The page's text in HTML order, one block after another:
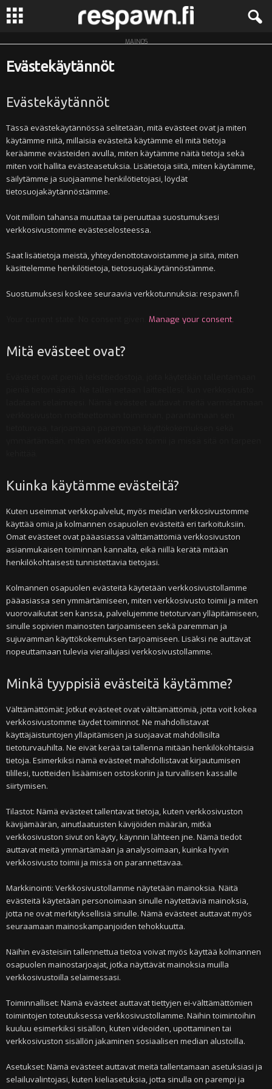
R
MAINOS
Evästekäytännöt
Evästekäytännöt
Tässä evästekäytännössä selitetään, mitä evästeet ovat ja miten
käytämme niitä, millaisia evästeitä käytämme eli mitä tietoja
keräämme evästeiden avulla, miten käytämme näitä tietoja sekä
miten voit hallita evästeasetuksia. Lisätietoja siitä, miten käytämme,
säilytämme ja suojaamme henkilötietojasi, löydät
tietosuojakäytännöstämme.
Voit milloin tahansa muuttaa tai peruuttaa suostumuksesi
verkkosivustomme evästeselosteessa.
Saat lisätietoja meistä, yhteydenottotavoistamme ja siitä, miten
käsittelemme henkilötietoja, tietosuojakäytännöstämme.
Suostumuksesi koskee seuraavia verkkotunnuksia: respawn.fi
Manage your consent.
Mitä evästeet ovat?
Kuinka käytämme evästeitä?
Kuten useimmat verkkopalvelut, myös meidän verkkosivustomme
käyttää omia ja kolmannen osapuolen evästeitä eri tarkoituksiin.
Omat evästeet ovat pääasiassa välttämättömiä verkkosivuston
asianmukaisen toiminnan kannalta, eikä niillä kerätä mitään
henkilökohtaisesti tunnistettavia tietojasi.
Kolmannen osapuolen evästeitä käytetään verkkosivustollamme
pääasiassa sen ymmärtämiseen, miten verkkosivusto toimii ja miten
vuorovaikutat sen kanssa, palvelujemme tietoturvan ylläpitämiseen,
sinulle sopivien mainosten tarjoamiseen sekä paremman ja
sujuvamman käyttökokemuksen tarjoamiseen. Lisäksi ne auttavat
nopeuttamaan tulevia vierailujasi verkkosivustollamme.
Minkä tyyppisiä evästeitä käytämme?
Välttämättömät: Jotkut evästeet ovat välttämättömiä, jotta voit kokea
verkkosivustomme täydet toiminnot. Ne mahdollistavat
käyttäjäistuntojen ylläpitämisen ja suojaavat mahdollisilta
tietoturvauhilta. Ne eivät kerää tai tallenna mitään henkilökohtaisia
tietoja. Esimerkiksi nämä evästeet mahdollistavat kirjautumisen
tilillesi, tuotteiden lisäämisen ostoskoriin ja turvallisen kassalle
siirtymisen.
Tilastot: Nämä evästeet tallentavat tietoja, kuten verkkosivuston
kävijämäärän, ainutlaatuisten kävijöiden määrän, mitkä
verkkosivuston sivut on käyty, käynnin lähteen jne. Nämä tiedot
auttavat meitä ymmärtämään ja analysoimaan, kuinka hyvin
verkkosivusto toimii ja missä on parannettavaa.
Markkinointi: Verkkosivustollamme näytetään mainoksia. Näitä
evästeitä käytetään personoimaan sinulle näytettäviä mainoksia,
jotta ne ovat merkityksellisiä sinulle. Nämä evästeet auttavat myös
seuraamaan mainoskampanjoiden tehokkuutta.
Näihin evästeisiin tallennettua tietoa voivat myös käyttää kolmannen
osapuolen mainostarjoajat, jotka näyttävät mainoksia muilla
verkkosivustoilla selaimessasi.
Toiminnalliset: Nämä evästeet auttavat tiettyjen ei-välttämättömien
toimintojen toteutuksessa verkkosivustollamme. Näihin toimintoihin
kuuluu esimerkiksi sisällön, kuten videoiden, upottaminen tai
verkkosivuston sisällön jakaminen sosiaalisen median alustoilla.
Asetukset: Nämä evästeet auttavat meitä tallentamaan asetuksiasi ja
selailuvalintojasi, kuten kieliasetuksia, jotta sinulla on parempi ja